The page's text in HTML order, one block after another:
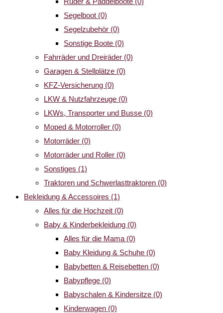
Segelboot (0)
Segelzubehör (0)
Sonstige Boote (0)
Fahrräder und Dreiräder (0)
Garagen & Stellplätze (0)
KFZ-Versicherung (0)
LKW & Nutzfahrzeuge (0)
LKWs, Transporter und Busse (0)
Moped & Motorroller (0)
Motorräder (0)
Motorräder und Roller (0)
Sonstiges (1)
Traktoren und Schwerlasttraktoren (0)
Bekleidung & Accessoires (1)
Alles für die Hochzeit (0)
Baby & Kinderbekleidung (0)
Alles für die Mama (0)
Baby Kleidung & Schuhe (0)
Babybetten & Reisebetten (0)
Babypflege (0)
Babyschalen & Kindersitze (0)
Kinderwagen (0)